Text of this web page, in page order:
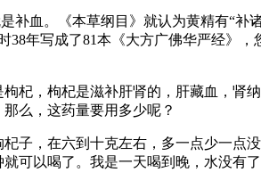
补血。《本草纲目》就认为黄精有“补
年写成了81本《大方广佛华严经》，
杞，枸杞是滋补肝肾的，肝藏血，肾
么，这药量要用多少呢？
子，在六到十克左右，多一点少一点
可以喝了。我是一天喝到晚，水没有